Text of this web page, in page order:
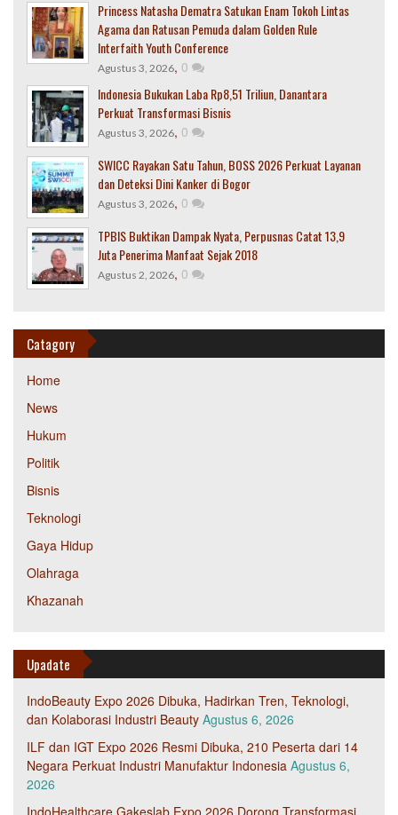
Princess Natasha Dematra Satukan Enam Tokoh Lintas
Agama dan Ratusan Pemuda dalam Golden Rule
Interfaith Youth Conference
Agustus 3, 2026, 0
Indonesia Bukukan Laba Rp8,51 Triliun, Danantara
Perkuat Transformasi Bisnis
Agustus 3, 2026, 0
SWICC Rayakan Satu Tahun, BOSS 2026 Perkuat Layanan
dan Deteksi Dini Kanker di Bogor
Agustus 3, 2026, 0
TPBIS Buktikan Dampak Nyata, Perpusnas Catat 13,9
Juta Penerima Manfaat Sejak 2018
Agustus 2, 2026, 0
Catagory
Home
News
Hukum
Politik
Bisnis
Teknologi
Gaya Hidup
Olahraga
Khazanah
Upadate
IndoBeauty Expo 2026 Dibuka, Hadirkan Tren, Teknologi,
dan Kolaborasi Industri Beauty Agustus 6, 2026
ILF dan IGT Expo 2026 Resmi Dibuka, 210 Peserta dari 14
Negara Perkuat Industri Manufaktur Indonesia Agustus 6,
2026
IndoHealthcare Gakeslab Expo 2026 Dorong Transformasi